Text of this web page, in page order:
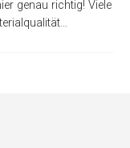
genau richtig! Viele